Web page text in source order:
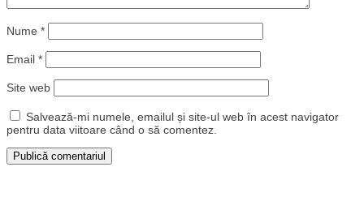
Nume *
Email *
Site web
Salvează-mi numele, emailul și site-ul web în acest navigator
pentru data viitoare când o să comentez.